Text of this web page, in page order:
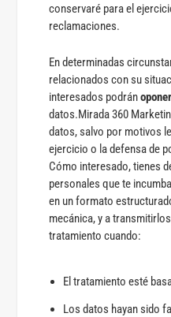
conservaré para el
reclamaciones.
En determinadas
relacionados con su
interesados podrán
datos.Mirada 360
datos, salvo por motivos
ejercicio o la defensa de
Cómo interesado, tienes
personales que te
en un formato
mecánica, y a
tratamiento cuando:
El tratamiento esté
Los datos hayan sido